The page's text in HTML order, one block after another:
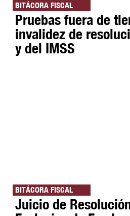
BITÁCORA FISCAL
Pruebas fuera de
invalidez de
y del IMSS
BITÁCORA FISCAL
Juicio de